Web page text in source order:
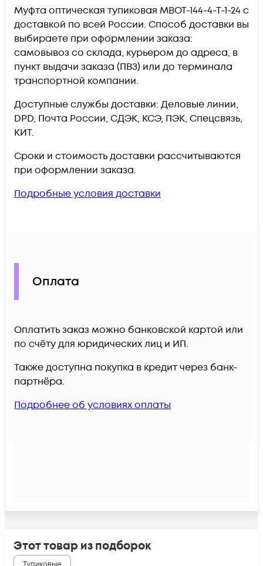
Муфта оптическая тупиковая МВОТ-144-4-Т-1-24 c
доставкой по всей России. Способ доставки вы
выбираете при оформлении заказа:
самовывоз со склада, курьером до адреса, в
пункт выдачи заказа (ПВЗ) или до терминала
транспортной компании.
Доступные службы доставки: Деловые линии,
DPD, Почта России, СДЭК, КСЭ, ПЭК, Спецсвязь,
КИТ.
Сроки и стоимость доставки рассчитываются
при оформлении заказа.
Подробные условия доставки
Оплата
Оплатить заказ можно банковской картой или
по счёту для юридических лиц и ИП.
Также доступна покупка в кредит через банк-
партнёра.
Подробнее об условиях оплаты
Этот товар из подборок